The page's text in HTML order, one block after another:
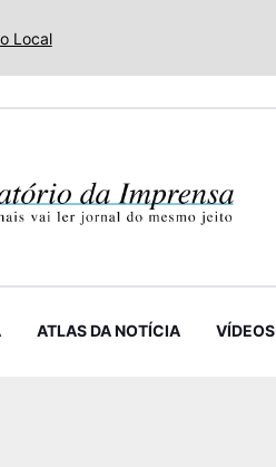
Local
ATLAS DA NOTÍCIA VÍDEOS